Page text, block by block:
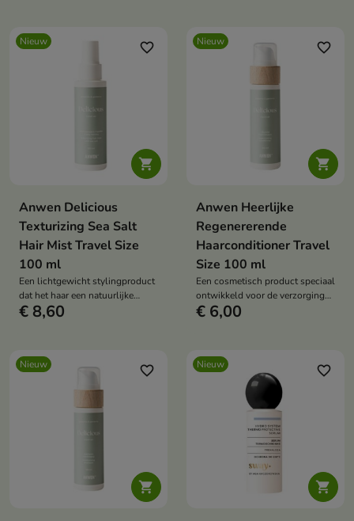
Nieuw

favorite_border
Anwen Delicious
Texturizing Sea Salt
Hair Mist Travel Size
100 ml
Een lichtgewicht stylingproduct
dat het haar een natuurlijke
textuur, volume en een beachy
€ 8,60
Nieuw

favorite_border
Anwen Heerlijke
Regenererende
Haarconditioner Travel
Size 100 ml
Een cosmetisch product speciaal
ontwikkeld voor de verzorging
van droog, beschadigd en
€ 6,00
Nieuw

favorite_border Nieuw

favorite_border